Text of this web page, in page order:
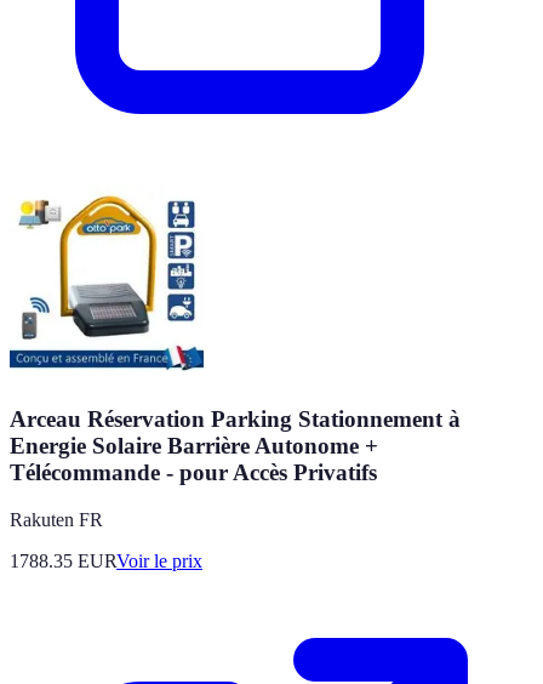
Arceau Réservation Parking Stationnement à
Energie Solaire Barrière Autonome +
Télécommande - pour Accès Privatifs
Rakuten FR
1788.35 EURVoir le prix